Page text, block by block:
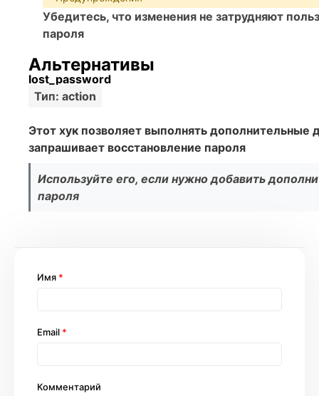
Убедитесь, что изменения не затрудняют
пароля
Альтернативы
lost_password
Тип: action
Этот хук позволяет выполнять дополнительные
запрашивает восстановление пароля
Используйте его, если нужно добавить
пароля
Комментарий
Имя *
Email *